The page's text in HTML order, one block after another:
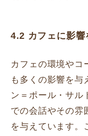
4.2 カフェに影響
カフェの環境やコ
も多くの影響を与
ン＝ポール・サル
での会話やその雰
を与えています。